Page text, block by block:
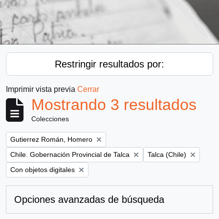
Restringir resultados por:
Imprimir vista previa Cerrar
Mostrando 3 resultados
Colecciones
Remove filter:
Gutierrez Román, Homero
Remove filter:
Chile. Gobernación Provincial de Talca Remove filter:
Talca (Chile)
Remove filter:
Con objetos digitales
Opciones avanzadas de búsqueda